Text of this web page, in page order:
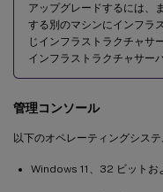
アップグレードするには、
する別のマシンにインフラ
じインフラストラクチャサ
インフラストラクチャサー
管理コンソール
以下のオペレーティングシス
Windows 11、32 ビットお